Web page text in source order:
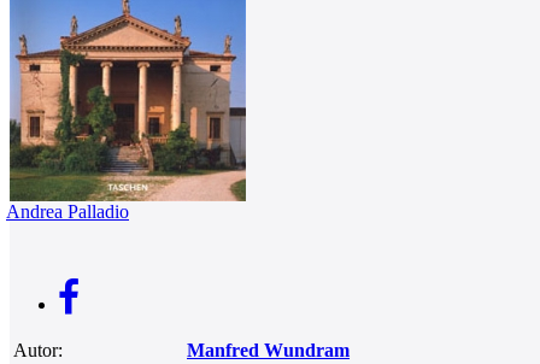
0
Andrea Palladio
Autor:
Manfred Wundram